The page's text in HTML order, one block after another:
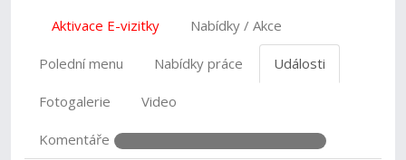
Aktivace E-vizitky Nabídky / Akce
Polední menu Nabídky práce Události
Fotogalerie Video
Komentáře